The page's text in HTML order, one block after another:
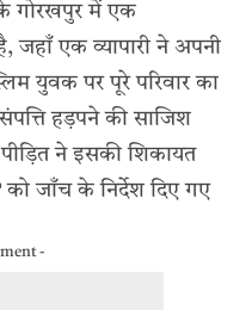
के गोरखपुर में एक
एक व्यापारी ने अपनी
युवक पर पूरे परिवार का
हड़पने की साजिश
ने इसकी शिकायत
जाँच के निर्देश दिए गए
-